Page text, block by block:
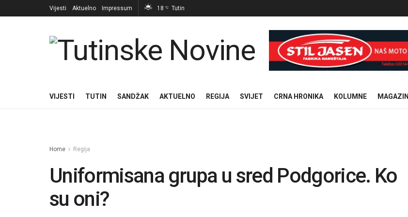
Vijesti Aktuelno Impressum 18 °C Tutin
VIJESTI TUTIN SANDŽAK AKTUELNO REGIJA SVIJET CRNA HRONIKA KOLUMNE MAGAZIN
Home Regija
Uniformisana grupa u sred Podgorice. Ko
su oni?